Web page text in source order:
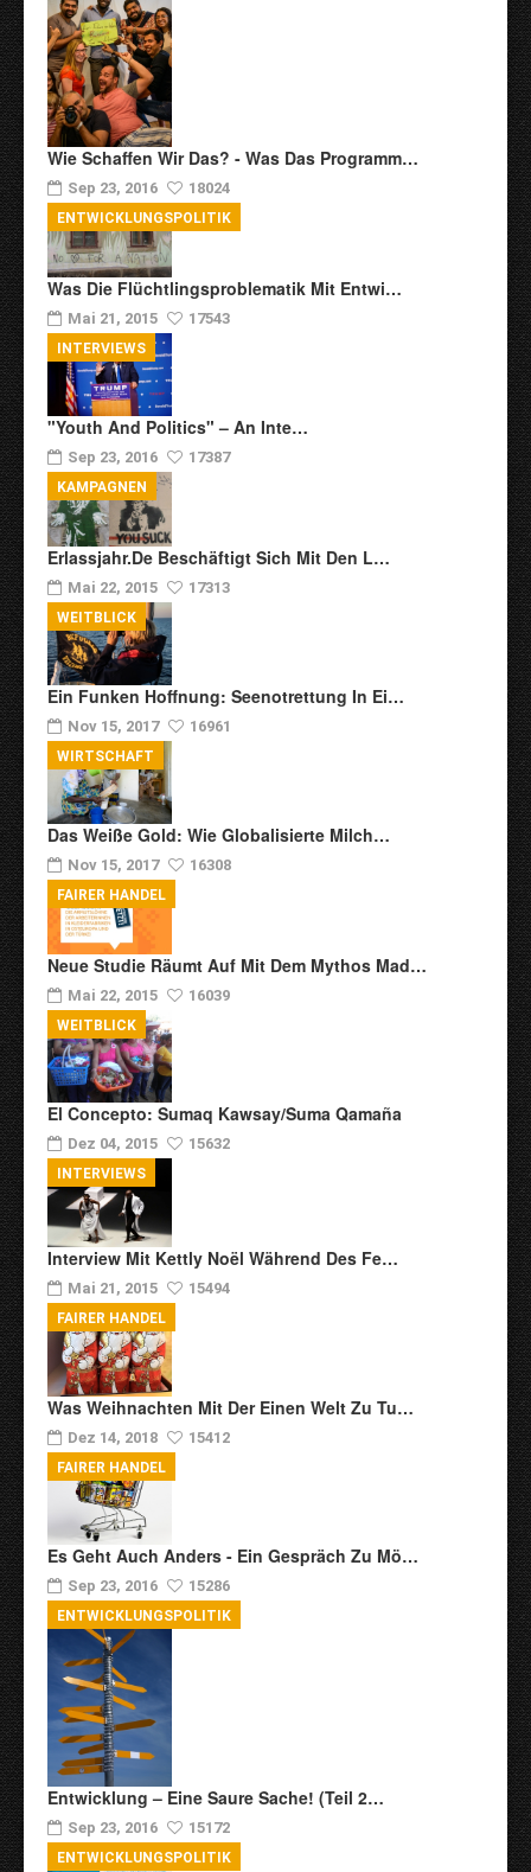
Wie Schaffen Wir Das? - Was Das Programm…
Sep 23, 2016 18024
Was Die Flüchtlingsproblematik Mit Entwi…
Mai 21, 2015 17543
ENTWICKLUNGSPOLITIK
"Youth And Politics" – An Inte…
Sep 23, 2016 17387
INTERVIEWS
Erlassjahr.de Beschäftigt Sich Mit Den L…
Mai 22, 2015 17313
KAMPAGNEN
Ein Funken Hoffnung: Seenotrettung In Ei…
Nov 15, 2017 16961
WEITBLICK
Das Weiße Gold: Wie Globalisierte Milch…
Nov 15, 2017 16308
WIRTSCHAFT
Neue Studie Räumt Auf Mit Dem Mythos Mad…
Mai 22, 2015 16039
FAIRER HANDEL
El Concepto: Sumaq Kawsay/Suma Qamaña
Dez 04, 2015 15632
WEITBLICK
Interview Mit Kettly Noël Während Des Fe…
Mai 21, 2015 15494
INTERVIEWS
Was Weihnachten Mit Der Einen Welt Zu Tu…
Dez 14, 2018 15412
FAIRER HANDEL
Es Geht Auch Anders - Ein Gespräch Zu Mö…
Sep 23, 2016 15286
FAIRER HANDEL
Entwicklung – Eine Saure Sache! (Teil 2…
Sep 23, 2016 15172
ENTWICKLUNGSPOLITIK
ENTWICKLUNGSPOLITIK